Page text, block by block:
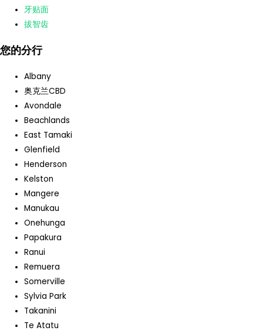
牙贴面
拔智齿
您的分行
Albany
奥克兰CBD
Avondale
Beachlands
East Tamaki
Glenfield
Henderson
Kelston
Mangere
Manukau
Onehunga
Papakura
Ranui
Remuera
Somerville
Sylvia Park
Takanini
Te Atatu